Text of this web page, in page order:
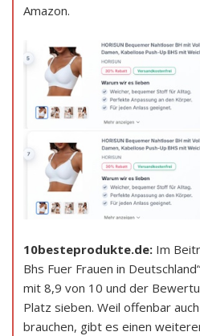
Amazon.
10besteprodukte.de: Im
Bhs Fuer Frauen in
mit 8,9 von 10 und der
Platz sieben. Weil offenbar
brauchen, gibt es einen